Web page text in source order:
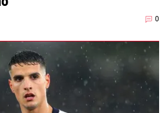
0